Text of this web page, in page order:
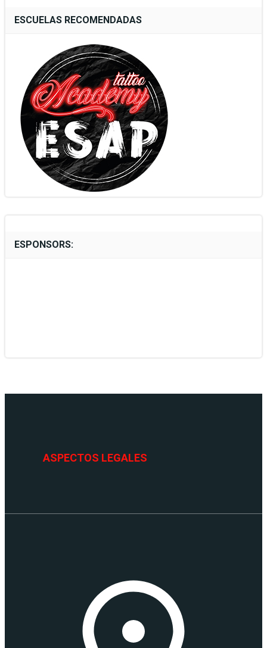
ESCUELAS RECOMENDADAS
ESPONSORS:
ASPECTOS LEGALES